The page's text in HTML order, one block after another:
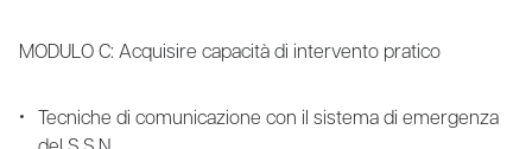
MODULO C: Acquisire capacità di intervento pratico
Tecniche di comunicazione con il sistema di emergenza